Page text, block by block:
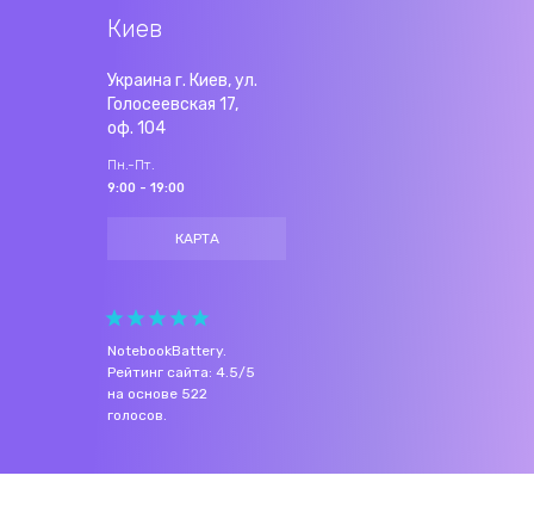
Киев
Украина г. Киев, ул.
Голосеевская 17,
оф. 104
Пн.-Пт.
9:00 - 19:00
КАРТА
NotebookBattery.
Рейтинг сайта: 4.5/5
на основе 522
голосов.